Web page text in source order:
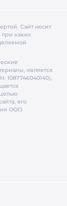
Cайт носит
каких
является
1087746040140),
его
ООО